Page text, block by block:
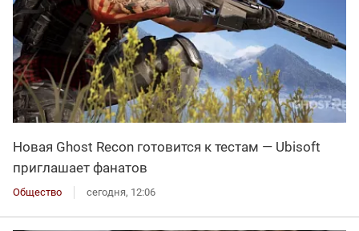
Новая Ghost Recon готовится к тестам — Ubisoft
приглашает фанатов
Общество сегодня, 12:06